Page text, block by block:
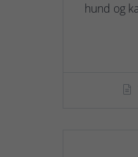
hund og